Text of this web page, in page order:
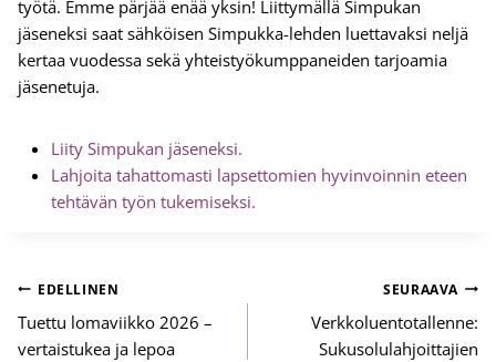
työtä. Emme pärjää enää yksin! Liittymällä Simpukan
jäseneksi saat sähköisen Simpukka-lehden luettavaksi neljä
kertaa vuodessa sekä yhteistyökumppaneiden tarjoamia
jäsenetuja.
Liity Simpukan jäseneksi.
Lahjoita tahattomasti lapsettomien hyvinvoinnin eteen
tehtävän työn tukemiseksi.
Artikkelien
selaus
EDELLINEN
Tuettu lomaviikko 2026 –
vertaistukea ja lepoa
SEURAAVA
Verkkoluentotallenne:
Sukusolulahjoittajien